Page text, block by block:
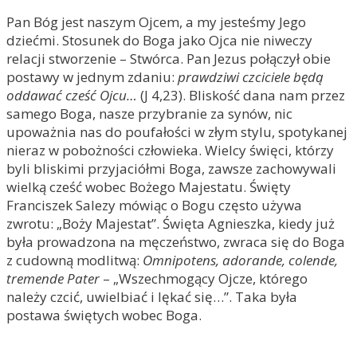
Pan Bóg jest naszym Ojcem, a my jesteśmy Jego
dziećmi. Stosunek do Boga jako Ojca nie niweczy
relacji stworzenie – Stwórca. Pan Jezus połączył obie
postawy w jednym zdaniu: prawdziwi czciciele będą
oddawać cześć Ojcu… (J 4,23). Bliskość dana nam przez
samego Boga, nasze przybranie za synów, nic
upoważnia nas do poufałości w złym stylu, spotykanej
nieraz w pobożności człowieka. Wielcy święci, którzy
byli bliskimi przyjaciółmi Boga, zawsze zachowywali
wielką cześć wobec Bożego Majestatu. Święty
Franciszek Salezy mówiąc o Bogu często używa
zwrotu: „Boży Majestat”. Święta Agnieszka, kiedy już
była prowadzona na męczeństwo, zwraca się do Boga
z cudowną modlitwą: Omnipotens, adorande, colende,
tremende Pater – „Wszechmogący Ojcze, którego
należy czcić, uwielbiać i lękać się…”. Taka była
postawa świętych wobec Boga.